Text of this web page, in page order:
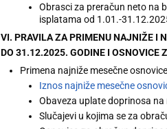
Obrasci za preračun neto na
isplatama od 1.01.-
VI. PRAVILA ZA PRIMENU NAJNIŽE I
DO 31.12.2025. GODINE I OSNOVICE
Primena najniže mesečne
Iznos najniže mesečne
Obaveza uplate doprinosa
Slučajevi u kojima se za